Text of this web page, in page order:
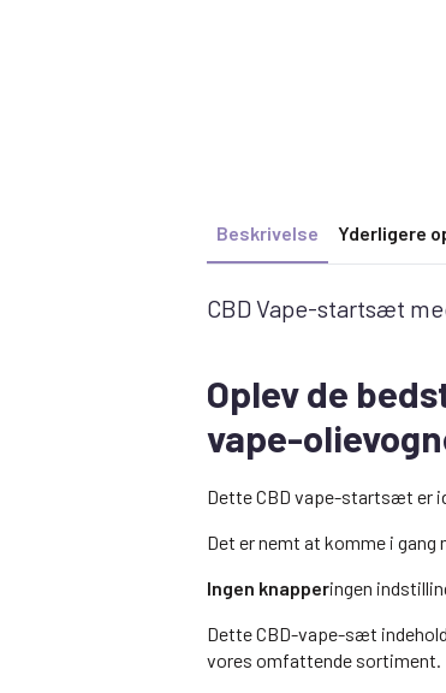
Beskrivelse Yderligere
CBD Vape-startsæt
Oplev de
vape-
Dette CBD vape-startsæt er
Det er nemt at komme i
Ingen knapperingen
Dette CBD-vape-sæt
vores omfattende sortiment.